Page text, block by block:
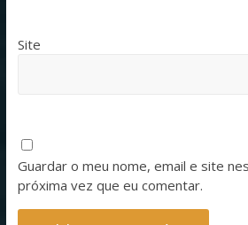
Site
Guardar o meu nome, email e site
próxima vez que eu comentar.